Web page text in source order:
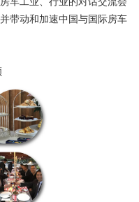
带动和加速中国与国际房车